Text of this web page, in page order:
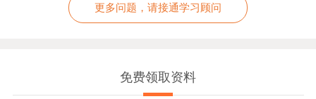
更多问题，请接通学习顾问
免费领取资料